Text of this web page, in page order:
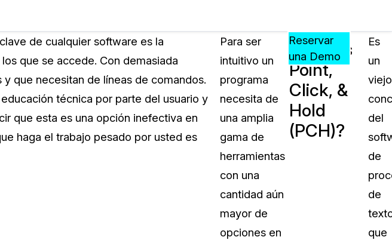
una
¿QUIÉN
CASEGUARD?
Transportación
PreciosRecursos
APRENDA,
CONECTE
Y
CREZCA
CON
CASEGUARD
Preguntas Frecuentes
CaseGuard
Artículos
Redacte archivos de video con
Eventos
Español
Reservar
una Demo
de cualquier software es la
que se accede. Con demasiada
que necesitan de líneas de comandos.
técnica por parte del usuario y
que esta es una opción inefectiva en
haga el trabajo pesado por usted es
Para ser
intuitivo un
programa
necesita de
una amplia
gama de
herramientas
con una
cantidad aún
mayor de
opciones en
¿Qué es
Point,
Click, &
Hold
(PCH)?
Es
un
viejo
del
de
de
que